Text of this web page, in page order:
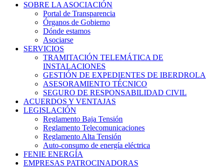
SOBRE LA ASOCIACIÓN
Portal de Transparencia
Órganos de Gobierno
Dónde estamos
Asociarse
SERVICIOS
TRAMITACIÓN TELEMÁTICA DE
INSTALACIONES
GESTIÓN DE EXPEDIENTES DE IBERDROLA
ASESORAMIENTO TÉCNICO
SEGURO DE RESPONSABILIDAD CIVIL
ACUERDOS Y VENTAJAS
LEGISLACIÓN
Reglamento Baja Tensión
Reglamento Telecomunicaciones
Reglamento Alta Tensión
Auto-consumo de energía eléctrica
FENIE ENERGÍA
EMPRESAS PATROCINADORAS